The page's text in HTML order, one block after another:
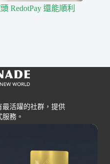
RedotPay 還能順利
活躍的社群，提供
務。
交易所